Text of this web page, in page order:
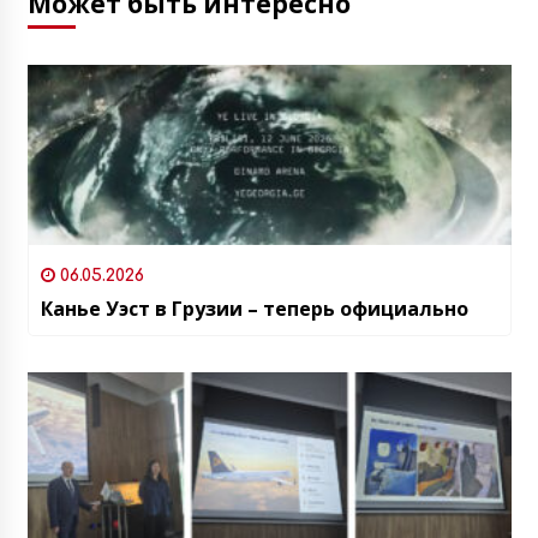
06.05.2026
Канье Уэст в Грузии – теперь официально